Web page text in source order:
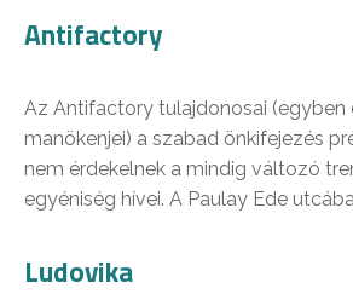
Antifactory
Az Antifactory tulajdonosai (egyben
manökenjei) a szabad önkifejezés
nem érdekelnek a mindig változó
egyéniség hívei. A Paulay Ede
Ludovika